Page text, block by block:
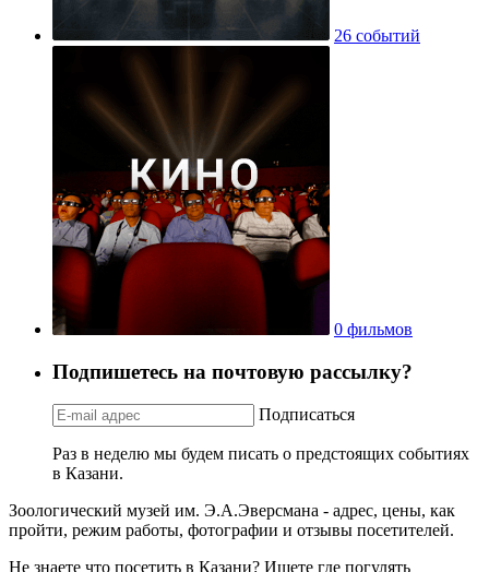
26 событий
0 фильмов
Подпишетесь на почтовую рассылку?
Подписаться
Раз в неделю мы будем писать о предстоящих событиях
в Казани.
Зоологический музей им. Э.А.Эверсмана - адрес, цены, как
пройти, режим работы, фотографии и отзывы посетителей.
Не знаете что посетить в Казани? Ищете где погулять